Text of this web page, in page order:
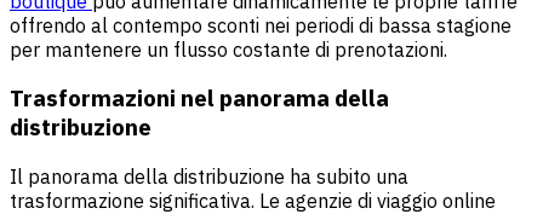
offrendo al contempo sconti nei periodi di bassa stagione
per mantenere un flusso costante di prenotazioni.
Trasformazioni nel panorama della
distribuzione
Il panorama della distribuzione ha subito una
trasformazione significativa. Le agenzie di viaggio online